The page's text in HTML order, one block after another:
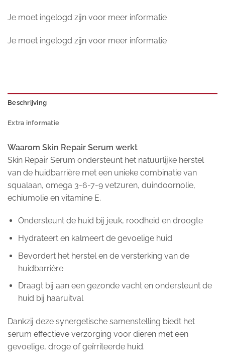
Je moet ingelogd zijn voor meer informatie
Je moet ingelogd zijn voor meer informatie
Beschrijving
Extra informatie
Waarom Skin Repair Serum werkt
Skin Repair Serum ondersteunt het natuurlijke herstel
van de huidbarrière met een unieke combinatie van
squalaan, omega 3-6-7-9 vetzuren, duindoornolie,
echiumolie en vitamine E.
Ondersteunt de huid bij jeuk, roodheid en droogte
Hydrateert en kalmeert de gevoelige huid
Bevordert het herstel en de versterking van de
huidbarrière
Draagt bij aan een gezonde vacht en ondersteunt de
huid bij haaruitval
Dankzij deze synergetische samenstelling biedt het
serum effectieve verzorging voor dieren met een
gevoelige, droge of geïrriteerde huid.